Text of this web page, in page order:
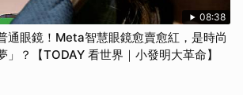
08:38
通眼鏡！Meta智慧眼鏡愈賣愈紅，是時尚
」？【TODAY 看世界｜小發明大革命】